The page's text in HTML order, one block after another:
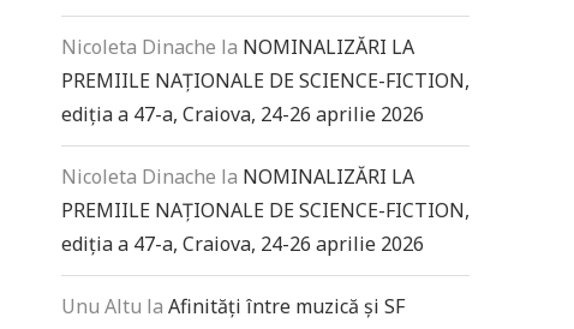
Nicoleta Dinache la NOMINALIZĂRI LA
PREMIILE NAȚIONALE DE SCIENCE-FICTION,
ediția a 47-a, Craiova, 24-26 aprilie 2026
Nicoleta Dinache la NOMINALIZĂRI LA
PREMIILE NAȚIONALE DE SCIENCE-FICTION,
ediția a 47-a, Craiova, 24-26 aprilie 2026
Unu Altu la Afinități între muzică și SF